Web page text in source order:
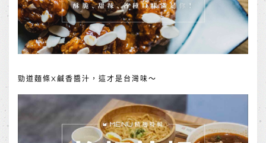
勁道麵條X鹹香醬汁，這才是台灣味～